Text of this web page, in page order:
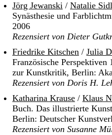
Jörg Jewanski / Natalie
Synästhesie und
2006
Rezensiert von Dieter
Friedrike Kitschen / Julia
Französische
zur Kunstkritik, Berlin:
Rezensiert von Doris H.
Katharina Krause / Klaus
Buch. Das illustrierte
Berlin: Deutscher
Rezensiert von Susanne